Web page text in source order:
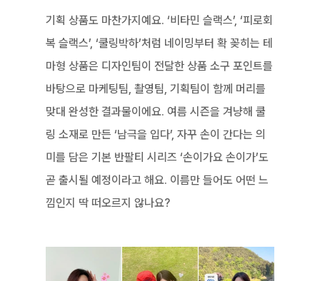
기획 상품도 마찬가지예요. ‘비타민 슬랙스’, ‘피로회
복 슬랙스’, ‘쿨링박하’처럼 네이밍부터 확 꽂히는 테
마형 상품은 디자인팀이 전달한 상품 소구 포인트를
바탕으로 마케팅팀, 촬영팀, 기획팀이 함께 머리를
맞대 완성한 결과물이에요. 여름 시즌을 겨냥해 쿨
링 소재로 만든 ‘남극을 입다’, 자꾸 손이 간다는 의
미를 담은 기본 반팔티 시리즈 ‘손이가요 손이가’도
곧 출시될 예정이라고 해요. 이름만 들어도 어떤 느
낌인지 딱 떠오르지 않나요?